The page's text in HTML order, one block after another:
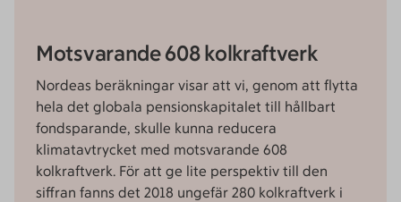
Motsvarande 608 kolkraftverk
Nordeas beräkningar visar att vi, genom att flytta
hela det globala pensionskapitalet till hållbart
fondsparande, skulle kunna reducera
klimatavtrycket med motsvarande 608
kolkraftverk. För att ge lite perspektiv till den
siffran fanns det 2018 ungefär 280 kolkraftverk i